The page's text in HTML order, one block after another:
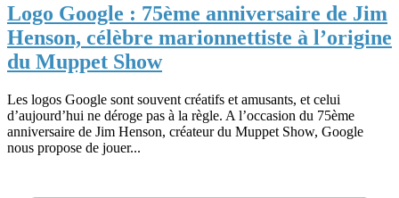
Logo Google : 75ème anniversaire de Jim
Henson, célèbre marionnettiste à l’origine
du Muppet Show
Les logos Google sont souvent créatifs et amusants, et celui
d’aujourd’hui ne déroge pas à la règle. A l’occasion du 75ème
anniversaire de Jim Henson, créateur du Muppet Show, Google
nous propose de jouer...